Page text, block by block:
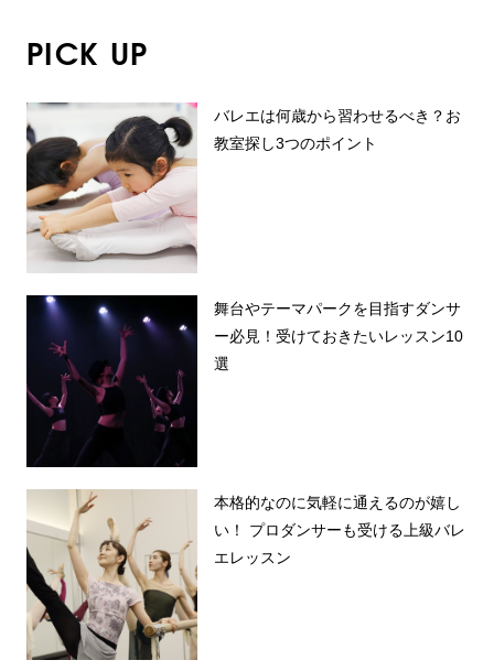
PICK UP
バレエは何歳から習わせるべき？お
教室探し3つのポイント
舞台やテーマパークを目指すダンサ
ー必見！受けておきたいレッスン10
選
本格的なのに気軽に通えるのが嬉し
い！ プロダンサーも受ける上級バレ
エレッスン